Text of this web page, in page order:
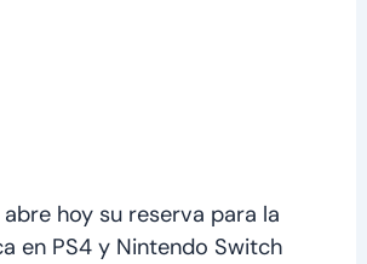
abre hoy su reserva para la
en PS4 y Nintendo Switch